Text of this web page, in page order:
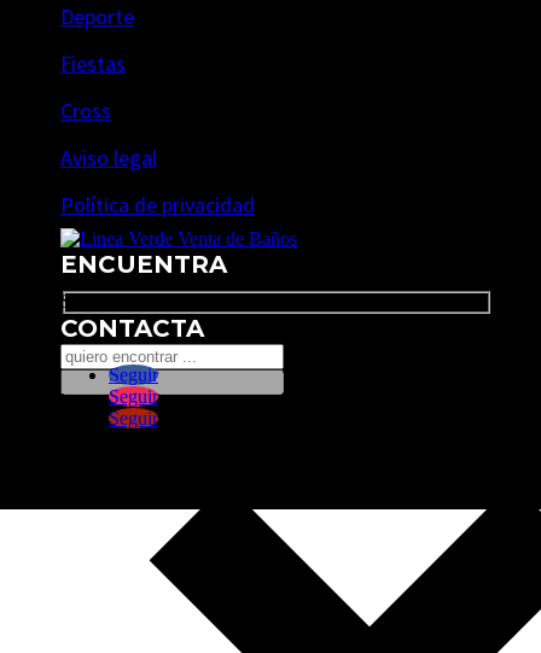
Deporte
Fiestas
Cross
Aviso legal
Política de privacidad
ENCUENTRA
Search
CONTACTA
Seguir
Seguir
Seguir